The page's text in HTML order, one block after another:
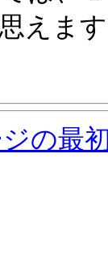
えま
の最